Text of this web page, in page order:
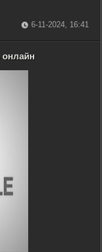
6-11-2024, 16:41
онлайн